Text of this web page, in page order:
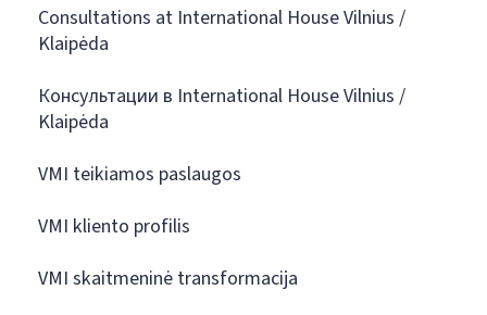
Consultations at International House Vilnius /
Klaipėda
Консультации в International House Vilnius /
Klaipėda
VMI teikiamos paslaugos
VMI kliento profilis
VMI skaitmeninė transformacija